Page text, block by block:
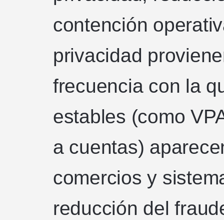
contención
privacidad
frecuencia con la
estables (como
a cuentas)
comercios y
reducción del